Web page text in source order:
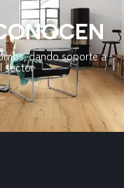
dando soporte a
sector